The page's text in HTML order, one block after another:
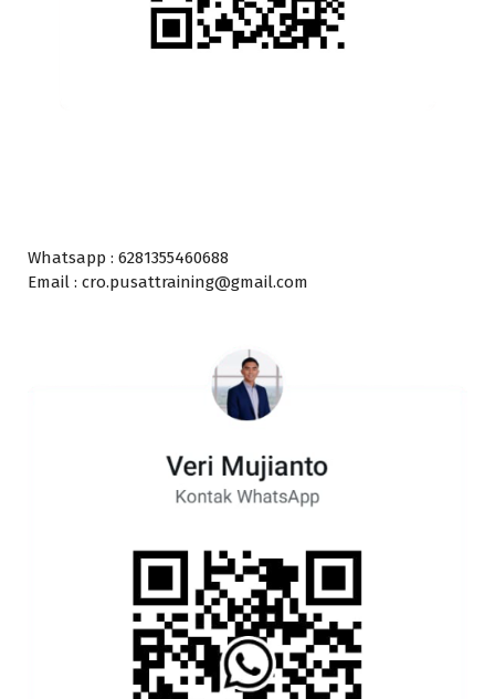
Whatsapp : 6281355460688
Email : cro.pusattraining@gmail.com